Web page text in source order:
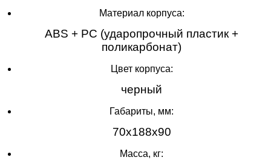
Материал корпуса:
ABS + PC (ударопрочный пластик +
поликарбонат)
Цвет корпуса:
черный
Габариты, мм:
70x188x90
Масса, кг: